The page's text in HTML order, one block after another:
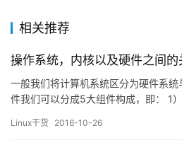
相关推荐
操作系统，内核以及硬件之间的
一般我们将计算机系统区分为硬件系
件我们可以分成5大组件构成，即： 1
数据交互，并控制协调各个组件之间协
Linux干货 2016-10-26